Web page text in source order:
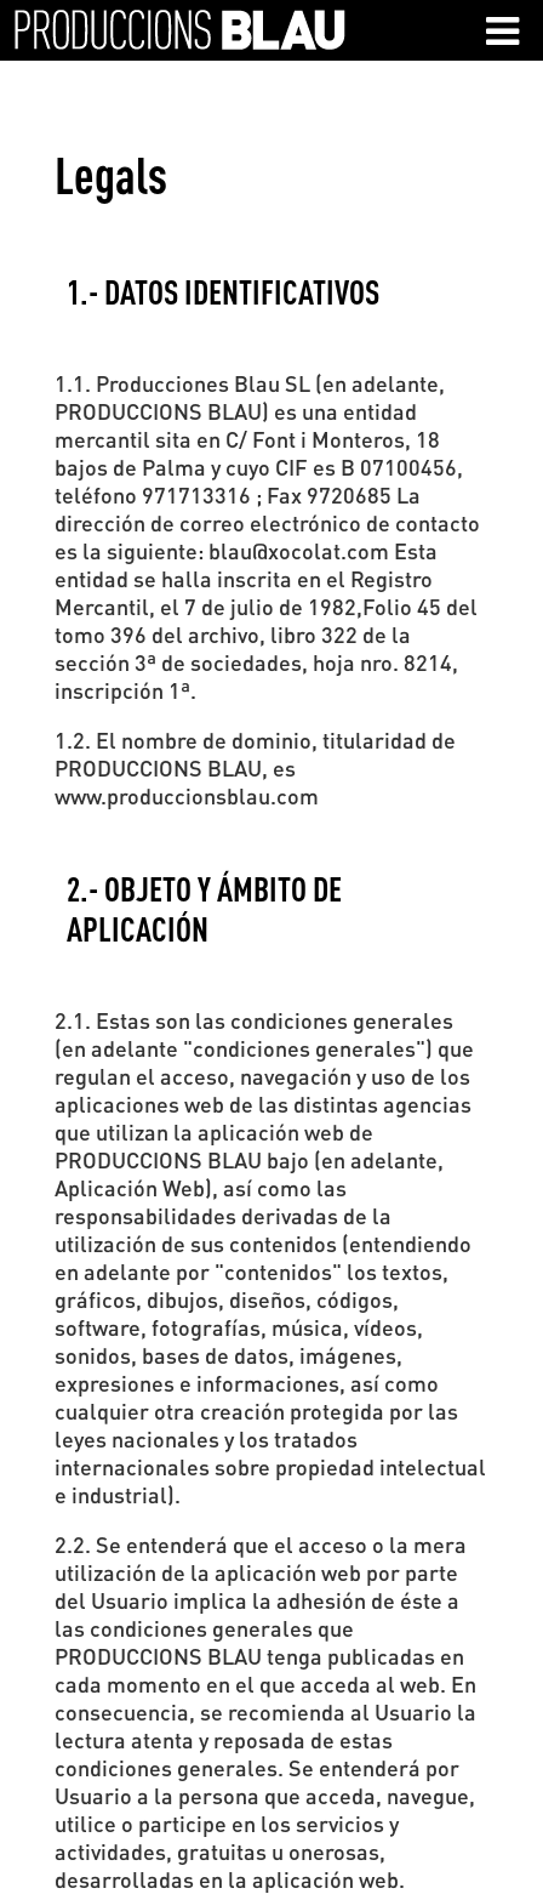
Legals
1.- DATOS IDENTIFICATIVOS
1.1. Producciones Blau SL (en adelante,
PRODUCCIONS BLAU) es una entidad
mercantil sita en C/ Font i Monteros, 18
bajos de Palma y cuyo CIF es B 07100456,
teléfono 971713316 ; Fax 9720685 La
dirección de correo electrónico de contacto
es la siguiente: blau@xocolat.com Esta
entidad se halla inscrita en el Registro
Mercantil, el 7 de julio de 1982,Folio 45 del
tomo 396 del archivo, libro 322 de la
sección 3ª de sociedades, hoja nro. 8214,
inscripción 1ª.
1.2. El nombre de dominio, titularidad de
PRODUCCIONS BLAU, es
www.produccionsblau.com
2.- OBJETO Y ÁMBITO DE
APLICACIÓN
2.1. Estas son las condiciones generales
(en adelante "condiciones generales") que
regulan el acceso, navegación y uso de los
aplicaciones web de las distintas agencias
que utilizan la aplicación web de
PRODUCCIONS BLAU bajo (en adelante,
Aplicación Web), así como las
responsabilidades derivadas de la
utilización de sus contenidos (entendiendo
en adelante por "contenidos" los textos,
gráficos, dibujos, diseños, códigos,
software, fotografías, música, vídeos,
sonidos, bases de datos, imágenes,
expresiones e informaciones, así como
cualquier otra creación protegida por las
leyes nacionales y los tratados
internacionales sobre propiedad intelectual
e industrial).
2.2. Se entenderá que el acceso o la mera
utilización de la aplicación web por parte
del Usuario implica la adhesión de éste a
las condiciones generales que
PRODUCCIONS BLAU tenga publicadas en
cada momento en el que acceda al web. En
consecuencia, se recomienda al Usuario la
lectura atenta y reposada de estas
condiciones generales. Se entenderá por
Usuario a la persona que acceda, navegue,
utilice o participe en los servicios y
actividades, gratuitas u onerosas,
desarrolladas en la aplicación web.